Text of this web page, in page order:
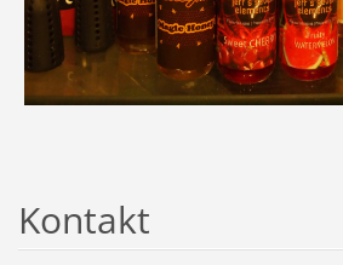
Kontakt